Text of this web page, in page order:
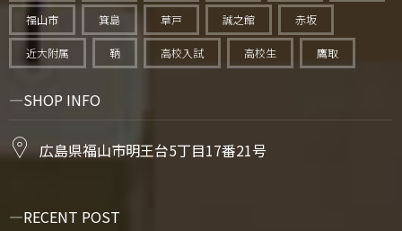
福山市 箕島 草戸 誠之館 赤坂
近大附属 鞆 高校入試 高校生 鷹取
SHOP INFO
広島県福山市明王台5丁目17番21号
RECENT POST